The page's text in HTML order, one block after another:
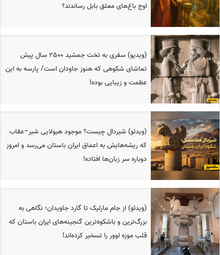
اوج باغ‌های معلق بابل رساندند؟
(ویدیو) سفری به تخت جمشید 2500 سال پیش
تماشای شکوهی که هنوز جاودان است/ پارسه به این
عظمت و زیبایی بوده!
(ویدئو) شیردال چیست؟ موجود هیولایی شیر–عقاب
که ریشه‌هایش به اعماق ایران باستان می‌رسد و امروز
دوباره سر زبان‌ها افتاده!
(ویدئو) از جام مارلیک تا گارد جاویدان؛ نگاهی به
بزرگ‌ترین و باشکوه‌ترین گنجینه‌های ایران باستان که
قلب موزه لوور را تسخیر کرده‌اند!